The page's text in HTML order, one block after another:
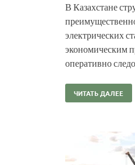
В Казахстане
электрических
экономическим
оперативно
ЧИТАТЬ ДАЛЕЕ